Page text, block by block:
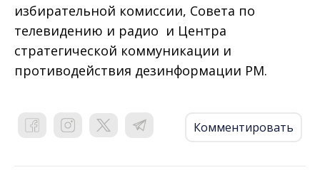
избирательной комиссии, Совета по
телевидению и радио и Центра
стратегической коммуникации и
противодействия дезинформации РМ.
Комментировать